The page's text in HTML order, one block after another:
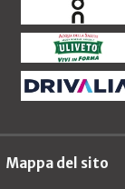
Mappa del sito